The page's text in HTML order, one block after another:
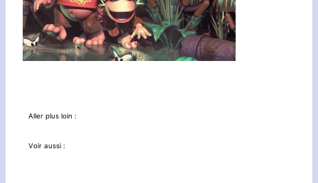
Aller plus loin :
Voir aussi :